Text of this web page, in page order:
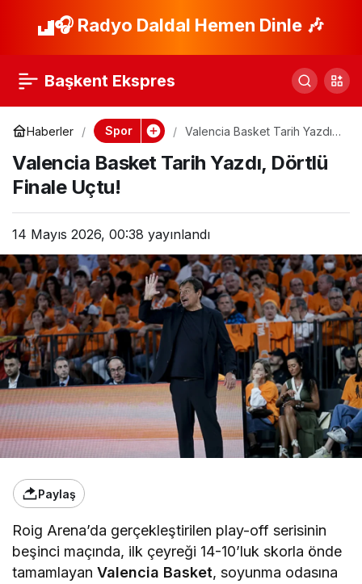
🎧 Radyo Daldal Hemen Dinle 🎶
Başkent Ekspres
Haberler Spor
Valencia Basket Tarih Yazdı,
Valencia Basket Tarih Yazdı, Dörtlü
Finale Uçtu!
14 Mayıs 2026, 00:38 yayınlandı
Paylaş
Roig Arena’da gerçekleştirilen play-off serisinin
beşinci maçında, ilk çeyreği 14-10’luk skorla önde
tamamlayanValencia Basket, soyunma odasına
Ozan Tufan: Bu Yıl
Yakışır!
Paylaş